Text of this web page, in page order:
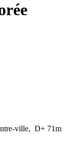
ville, D+ 71m